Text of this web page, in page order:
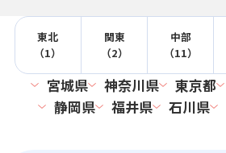
東北
（1）
関東
（2）
中部
（11）
宮城県 神奈川県 東京都
静岡県
福井県 石川県